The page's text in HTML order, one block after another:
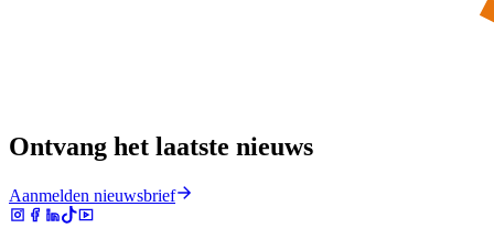
Ontvang het laatste nieuws
Aanmelden nieuwsbrief